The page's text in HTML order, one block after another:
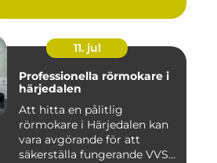
11. jul
Professionella rörmokare i
härjedalen
Att hitta en pålitlig
rörmokare i Härjedalen kan
vara avgörande för att
säkerställa fungerande VVS-